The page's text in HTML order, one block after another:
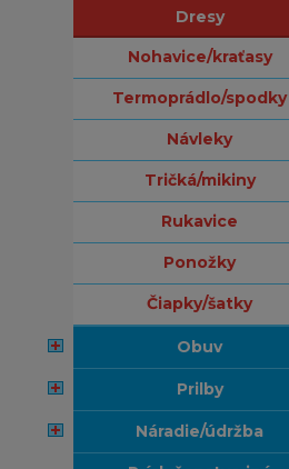
dresy
nohavice/kraťasy
termoprádlo/spodky
návleky
tričká/mikiny
rukavice
ponožky
čiapky/šatky
obuv
prilby
náradie/údržba